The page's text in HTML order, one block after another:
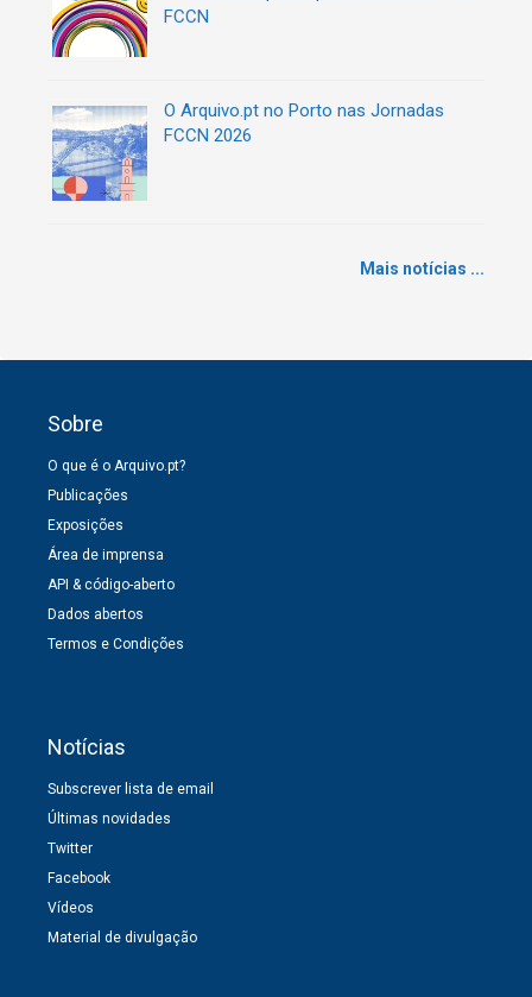
FCCN
O Arquivo.pt no Porto nas Jornadas
FCCN 2026
Mais notícias ...
Sobre
O que é o Arquivo.pt?
Publicações
Exposições
Área de imprensa
API & código-aberto
Dados abertos
Termos e Condições
Notícias
Subscrever lista de email
Últimas novidades
Twitter
Facebook
Vídeos
Material de divulgação